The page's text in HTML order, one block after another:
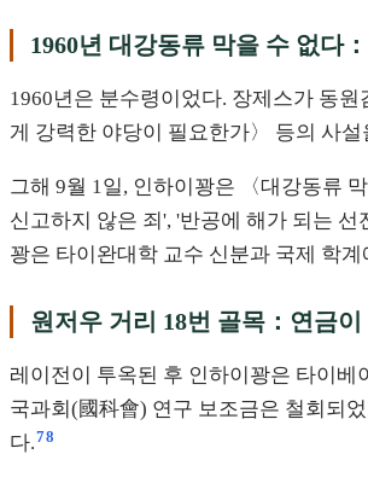
1960년 대강동류 막을 수 없다
1960년은 분수령이었다. 장제스가 동
게 강력한 야당이 필요한가〉 등의 사
그해 9월 1일, 인하이꽝은 〈대강동류
신고하지 않은 죄', '반공에 해가 되는
꽝은 타이완대학 교수 신분과 국제 학
원저우 거리 18번 골목：연금
레이전이 투옥된 후 인하이꽝은 타이
국과회(國科會) 연구 보조금은 철회되
다.78